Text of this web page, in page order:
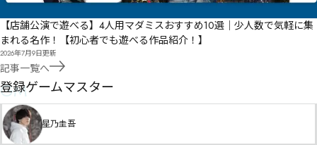
【店舗公演で遊べる】4人用マダミスおすすめ10選｜少人数で気軽に集
まれる名作！【初心者でも遊べる作品紹介！】
2026年7月9日更新
記事一覧へ
GM
登録ゲームマスター
星乃圭吾